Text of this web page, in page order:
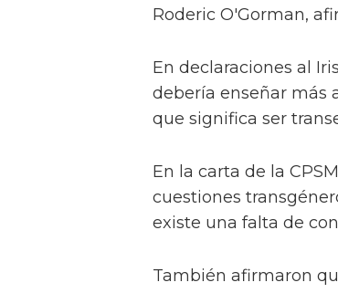
Roderic O'Gorman,
En declaraciones al
debería enseñar más
que significa ser
En la carta de la
cuestiones
existe una falta de
También afirmaron